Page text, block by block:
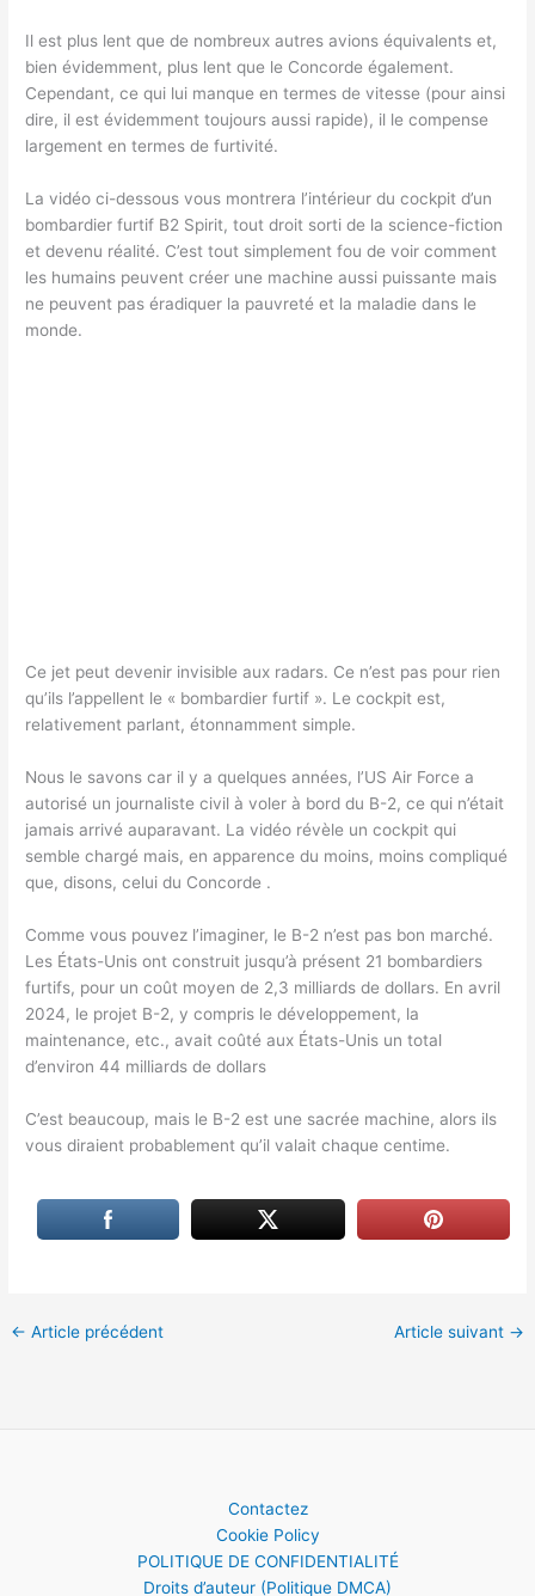
Il est plus lent que de nombreux autres avions équivalents et,
bien évidemment, plus lent que le Concorde également.
Cependant, ce qui lui manque en termes de vitesse (pour ainsi
dire, il est évidemment toujours aussi rapide), il le compense
largement en termes de furtivité.
La vidéo ci-dessous vous montrera l’intérieur du cockpit d’un
bombardier furtif B2 Spirit, tout droit sorti de la science-fiction
et devenu réalité. C’est tout simplement fou de voir comment
les humains peuvent créer une machine aussi puissante mais
ne peuvent pas éradiquer la pauvreté et la maladie dans le
monde.
Ce jet peut devenir invisible aux radars. Ce n’est pas pour rien
qu’ils l’appellent le « bombardier furtif ». Le cockpit est,
relativement parlant, étonnamment simple.
Nous le savons car il y a quelques années, l’US Air Force a
autorisé un journaliste civil à voler à bord du B-2, ce qui n’était
jamais arrivé auparavant. La vidéo révèle un cockpit qui
semble chargé mais, en apparence du moins, moins compliqué
que, disons, celui du Concorde .
Comme vous pouvez l’imaginer, le B-2 n’est pas bon marché.
Les États-Unis ont construit jusqu’à présent 21 bombardiers
furtifs, pour un coût moyen de 2,3 milliards de dollars. En avril
2024, le projet B-2, y compris le développement, la
maintenance, etc., avait coûté aux États-Unis un total
d’environ 44 milliards de dollars
C’est beaucoup, mais le B-2 est une sacrée machine, alors ils
vous diraient probablement qu’il valait chaque centime.
← Article précédent Article suivant →
Contactez
Cookie Policy
POLITIQUE DE CONFIDENTIALITÉ
Droits d’auteur (Politique DMCA)